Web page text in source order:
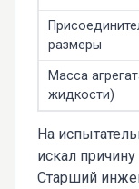
размеры
Масса
жидкости)
На
искал
Старший